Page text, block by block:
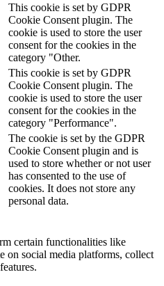
This cookie is set by GDPR
Cookie Consent plugin. The
cookie is used to store the user
consent for the cookies in the
category "Other.
This cookie is set by GDPR
Cookie Consent plugin. The
cookie is used to store the user
consent for the cookies in the
category "Performance".
The cookie is set by the GDPR
Cookie Consent plugin and is
used to store whether or not user
has consented to the use of
cookies. It does not store any
personal data.
certain functionalities like
on social media platforms, collect